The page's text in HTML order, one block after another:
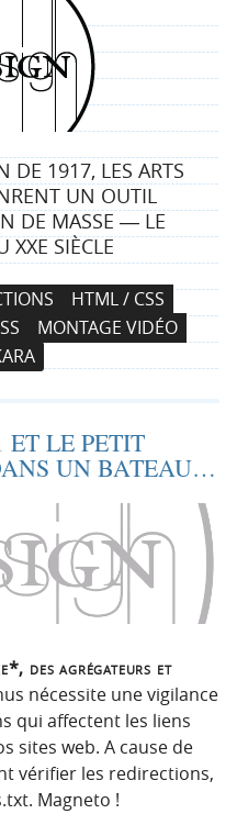
4
d
e
s
i
g
n
DE 1917, LES ARTS
UN OUTIL
DE MASSE ― LE
XXE SIÈCLE
HTML / CSS
MONTAGE VIDÉO
LE PETIT
UN BATEAU…
des agrégateurs et
nécessite une vigilance
qui affectent les liens
sites web. A cause de
vérifier les redirections,
Magneto !